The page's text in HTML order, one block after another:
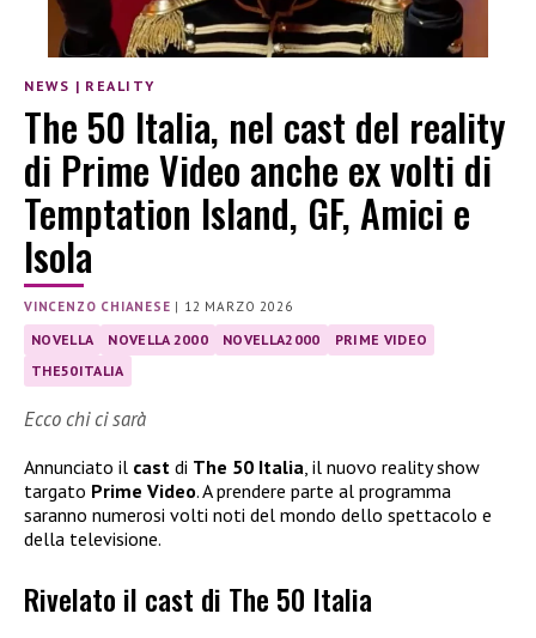
NEWS | REALITY
The 50 Italia, nel cast del reality
di Prime Video anche ex volti di
Temptation Island, GF, Amici e
Isola
VINCENZO CHIANESE | 12 MARZO 2026
NOVELLA NOVELLA 2000 NOVELLA2000
PRIME VIDEO
THE50ITALIA
Ecco chi ci sarà
Annunciato il cast di The 50 Italia, il nuovo reality show
targato Prime Video. A prendere parte al programma
saranno numerosi volti noti del mondo dello spettacolo e
della televisione.
Rivelato il cast di The 50 Italia